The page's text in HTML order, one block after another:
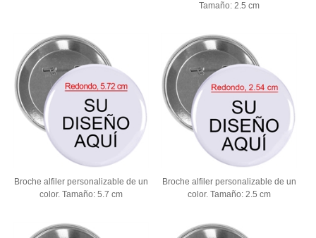
Tamaño: 2.5 cm
Broche alfiler personalizable de un
color. Tamaño: 5.7 cm
Broche alfiler personalizable de un
color. Tamaño: 2.5 cm